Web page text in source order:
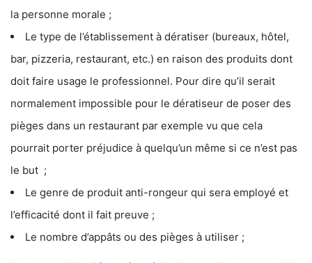
la personne morale ;
Le type de l’établissement à dératiser (bureaux, hôtel,
bar, pizzeria, restaurant, etc.) en raison des produits dont
doit faire usage le professionnel. Pour dire qu’il serait
normalement impossible pour le dératiseur de poser des
pièges dans un restaurant par exemple vu que cela
pourrait porter préjudice à quelqu’un même si ce n’est pas
le but ;
Le genre de produit anti-rongeur qui sera employé et
l’efficacité dont il fait preuve ;
Le nombre d’appâts ou des pièges à utiliser ;